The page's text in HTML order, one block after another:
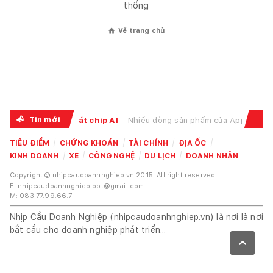
thống
⌂ Về trang chủ
Tin mới
tăng theo cơn khát chip AI Nhiều dòng sản phẩm của Apple đồng loạt tăng giá
TIÊU ĐIỂM CHỨNG KHOÁN TÀI CHÍNH
ĐỊA ỐC
KINH DOANH
XE CÔNG NGHỆ DU LỊCH DOANH NHÂN
Copyright © nhipcaudoanhnghiep.vn 2015. All right reserved
E: nhipcaudoanhnghiep.bbt@gmail.com
M: 083.77.99.66.7
Nhịp Cầu Doanh Nghiệp (nhipcaudoanhnghiep.vn) là nơi là nơi
bắt cầu cho doanh nghiệp phát triển...
